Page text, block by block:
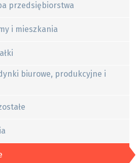
przedsiębiorstwa
i mieszkania
biurowe, produkcyjne i